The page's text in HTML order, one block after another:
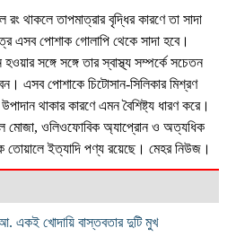
থাকলে তাপমাত্রার বৃদ্ধির কারণে তা সাদা
এসব পোশাক গোলাপি থেকে সাদা হবে।
সঙ্গে সঙ্গে তার স্বাস্থ্য সম্পর্কে সচেতন
এসব পোশাকে চিটোসান-সিলিকার মিশ্রণ
উপাদান থাকার কারণে এমন বৈশিষ্ট্য ধারণ করে।
মোজা, ওলিওফোবিক অ্যাপ্রোন ও অত্যধিক
তোয়ালে ইত্যাদি পণ্য রয়েছে। মেহর নিউজ।
একই খোদায়ি বাস্তবতার দুটি মুখ